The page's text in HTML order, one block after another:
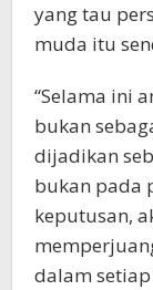
yang tau
muda itu
“Selama ini
bukan
dijadikan
bukan pada
keputusan,
dalam